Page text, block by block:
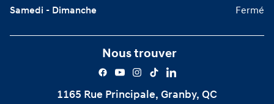
Samedi - Dimanche Fermé
Nous trouver
1165 Rue Principale, Granby, QC